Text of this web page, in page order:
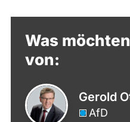
Was
von:
Gerold
AfD